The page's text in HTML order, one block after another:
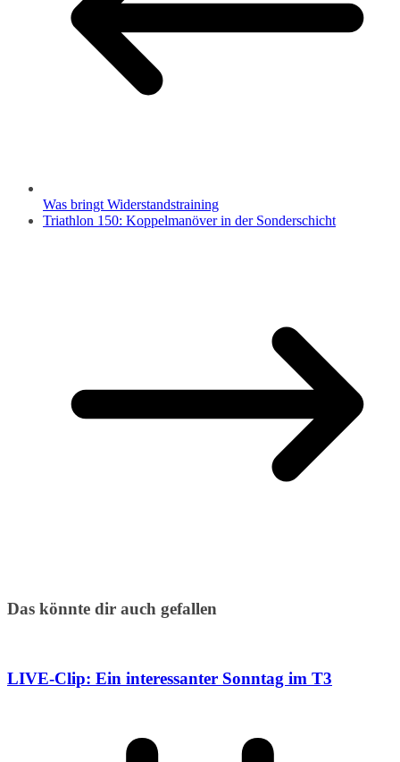
Was bringt Widerstandstraining
Triathlon 150: Koppelmanöver in der Sonderschicht
Das könnte dir auch gefallen
LIVE-Clip: Ein interessanter Sonntag im T3